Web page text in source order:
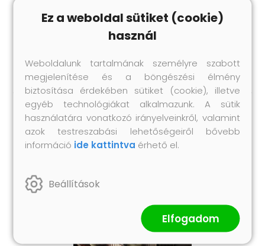
Magassága: 93 cm
Tartós és rozsdaálló
Hasonló termékek
Ez a weboldal sütiket (cookie)
használ
Weboldalunk tartalmának személyre szabott
megjelenítése és a böngészési élmény
biztosítása érdekében sütiket (cookie), illetve
egyéb technológiákat alkalmazunk. A sütik
használatára vonatkozó irányelveinkről, valamint
azok testreszabási lehetőségeiről bővebb
információ ide kattintva érhető el.
Beállítások
Elfogadom